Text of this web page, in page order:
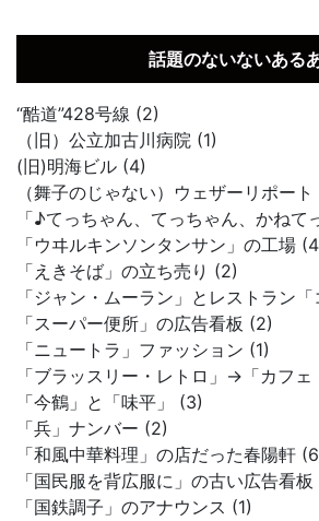
話題のないないある
“酷道”428号線 (2)
（旧）公立加古川病院 (1)
(旧)明海ビル (4)
（舞子のじゃない）ウェザーリポート
「♪てっちゃん、てっちゃん、かね
「ウヰルキンソンタンサン」の工場
「えきそば」の立ち売り (2)
「ジャン・ムーラン」とレストラン
「スーパー便所」の広告看板 (2)
「ニュートラ」ファッション (1)
「ブラッスリー・レトロ」→「カフ
「今鶴」と「味平」 (3)
「兵」ナンバー (2)
「和風中華料理」の店だった春陽軒
「国民服を背広服に」の古い広告看
「国鉄調子」のアナウンス (1)